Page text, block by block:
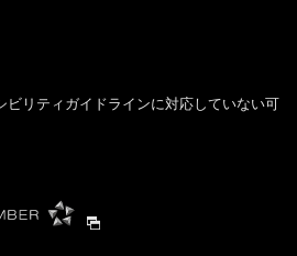
ビリティガイドラインに対応していない可